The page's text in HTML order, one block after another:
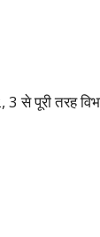
से पूरी तरह